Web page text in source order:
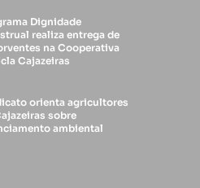
Dignidade
realiza entrega de
na Cooperativa
Cajazeiras
orienta agricultores
sobre
ambiental